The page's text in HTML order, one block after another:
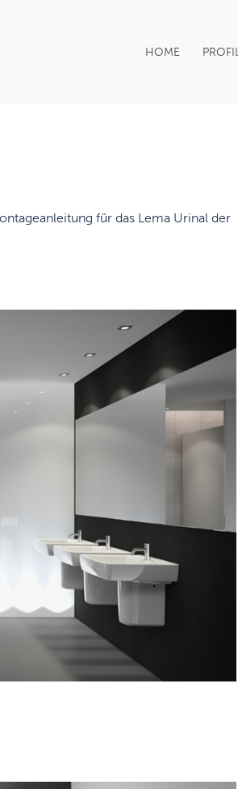
HOME PROFIL
für das Lema Urinal der